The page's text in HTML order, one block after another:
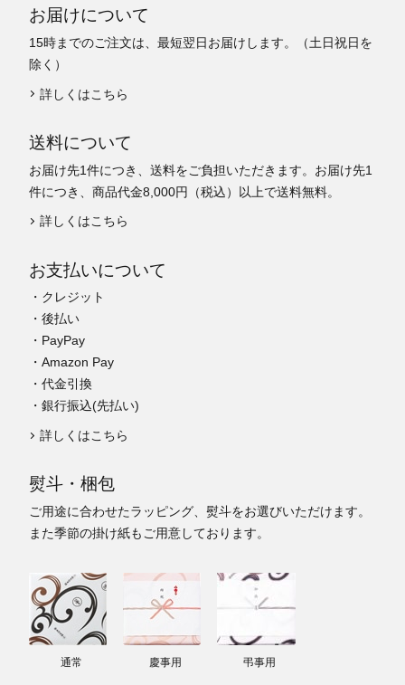
お届けについて
15時までのご注文は、最短翌日お届けします。（土日祝日を
除く）
詳しくはこちら
送料について
お届け先1件につき、送料をご負担いただきます。お届け先1
件につき、商品代金8,000円（税込）以上で送料無料。
詳しくはこちら
お支払いについて
・クレジット
・後払い
・PayPay
・Amazon Pay
・代金引換
・銀行振込(先払い)
詳しくはこちら
熨斗・梱包
ご用途に合わせたラッピング、熨斗をお選びいただけます。
また季節の掛け紙もご用意しております。
通常 慶事用 弔事用